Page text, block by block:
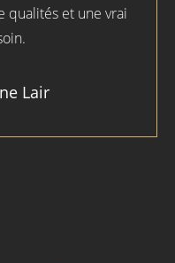
qualités et une vrai
Lair